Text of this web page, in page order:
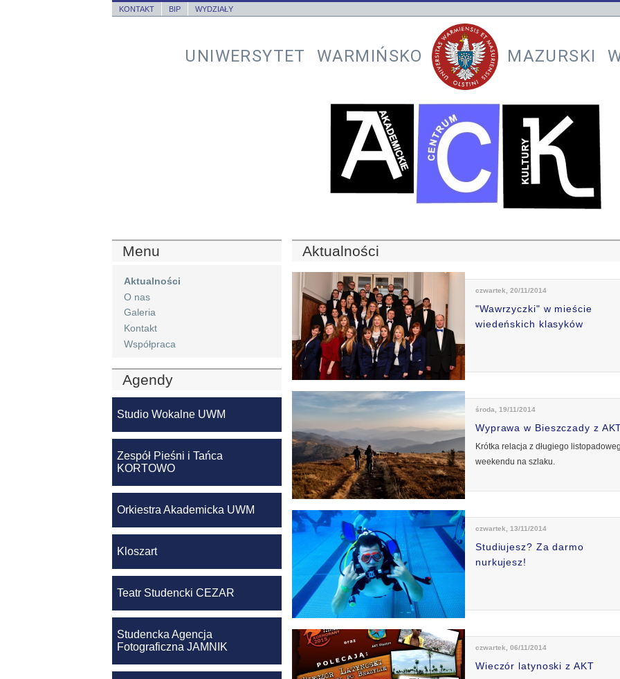
KONTAKT BIP WYDZIAŁY
UNIWERSYTET WARMIŃSKO MAZURSKI
Menu
Aktualności
O nas
Galeria
Kontakt
Współpraca
Agendy
Studio Wokalne UWM
Zespół Pieśni i Tańca
KORTOWO
Orkiestra Akademicka UWM
Kloszart
Teatr Studencki CEZAR
Studencka Agencja
Fotograficzna JAMNIK
Aktualności
czwartek, 20/11/2014
"Wawrzyczki" w mieście
wiedeńskich klasyków
środa, 19/11/2014
Wyprawa w Bieszczady z
Krótka relacja z długiego
weekendu na szlaku.
czwartek, 13/11/2014
Studiujesz? Za darmo
nurkujesz!
czwartek, 06/11/2014
Wieczór latynoski z AKT